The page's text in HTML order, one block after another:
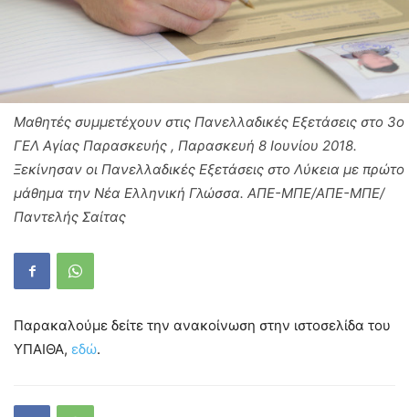
Μαθητές συμμετέχουν στις Πανελλαδικές Εξετάσεις στο 3ο
ΓΕΛ Αγίας Παρασκευής , Παρασκευή 8 Ιουνίου 2018.
Ξεκίνησαν οι Πανελλαδικές Εξετάσεις στο Λύκεια με πρώτο
μάθημα την Νέα Ελληνική Γλώσσα. ΑΠΕ-ΜΠΕ/ΑΠΕ-ΜΠΕ/
Παντελής Σαίτας
Παρακαλούμε δείτε την ανακοίνωση στην ιστοσελίδα του
ΥΠΑΙΘΑ, εδώ.